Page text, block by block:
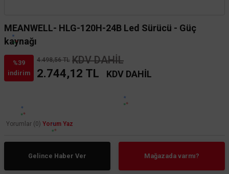
MEANWELL- HLG-120H-24B Led Sürücü - Güç
kaynağı
%39
indirim
4.498,56 TL KDV DAHİL
2.744,12 TL KDV DAHİL
Yorumlar (0) Yorum Yaz
Gelince Haber Ver Mağazada varmı?